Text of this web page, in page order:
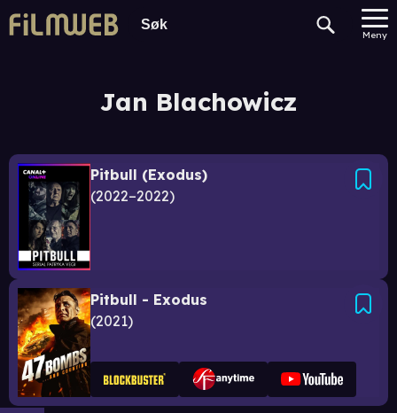
Meny
Jan Blachowicz
Pitbull (Exodus)
2022–2022
Pitbull - Exodus
2021